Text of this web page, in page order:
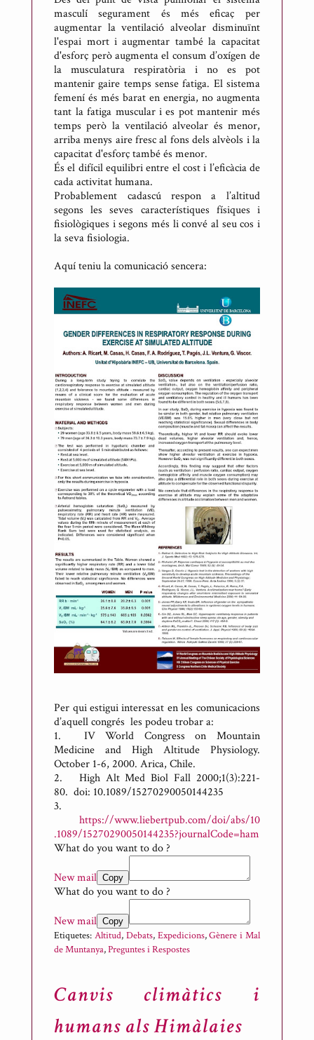
masculí segurament és més eficaç per
augmentar la ventilació alveolar disminuïnt
l'espai mort i augmentar també la capacitat
d'esforç però augmenta el consum d’oxígen de
la musculatura respiratòria i no es pot
mantenir gaire temps sense fatiga. El sistema
femení és més barat en energia, no augmenta
tant la fatiga muscular i es pot mantenir més
temps però la ventilació alveolar és menor,
arriba menys aire fresc al fons dels alvèols i la
capacitat d'esforç també és menor.
És el difícil equilibri entre el cost i l’eficàcia de
cada activitat humana.
Probablement cadascú respon a l’altitud
segons les seves característiques físiques i
fisiològiques i segons més li convé al seu cos i
la seva fisiologia.
Aquí teniu la comunicació sencera:
Per qui estigui interessat en les comunicacions
d’aquell congrés les podeu trobar a:
1.
IV World Congress on Mountain
Medicine and High Altitude Physiology.
October 1-6, 2000. Arica, Chile.
2.
High Alt Med Biol Fall 2000;1(3):221-
80. doi: 10.1089/15270290050144235
3.
https://www.liebertpub.com/doi/abs/10
.1089/15270290050144235?journalCode=ham
What do you want to do ?
New mail Copy
What do you want to do ?
New mail Copy
Etiquetes: Altitud, Debats, Expedicions,Gènere i Mal
de Muntanya,Preguntes i Respostes
Canvis climàtics i
humans als Himàlaies